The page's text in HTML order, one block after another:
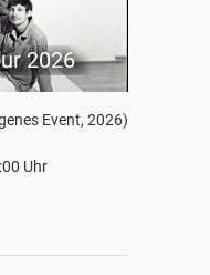
2026
Event, 2026)
Uhr